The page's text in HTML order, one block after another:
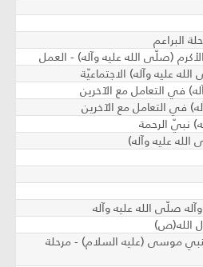
البراعم
الأكرم (صلّى الله عليه وآله) - العمل
عليه وآله) الاجتماعيّة
في التعامل مع الآخرين
في التعامل مع الآخرين
نبيّ الرحمة
عليه وآله)
صلّى الله عليه وآله
الله(ص)
النبي موسى (عليه السلام) - مرحلة